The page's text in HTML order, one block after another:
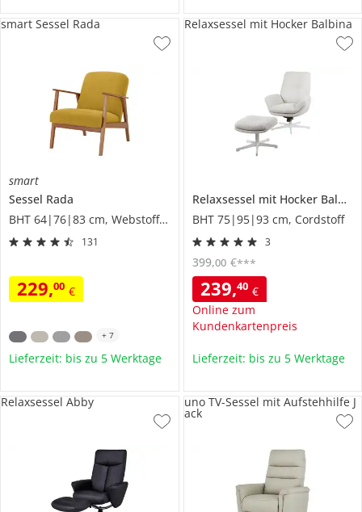
smart
Sessel Rada
BHT 64|76|83 cm, Webstoff fein
131
229,00 €
smart Sessel Rada
+ 7
Lieferzeit: bis zu 5 Werktage
Relaxsessel mit Hocker Balbina
BHT 75|95|93 cm, Cordstoff
3
239,40 €
Online zum
Kundenkartenpreis
399,00 €***
Relaxsessel mit Hocker Balbina
Lieferzeit: bis zu 5 Werktage
Relaxsessel Abby uno TV-Sessel mit Aufstehhilfe J
ack